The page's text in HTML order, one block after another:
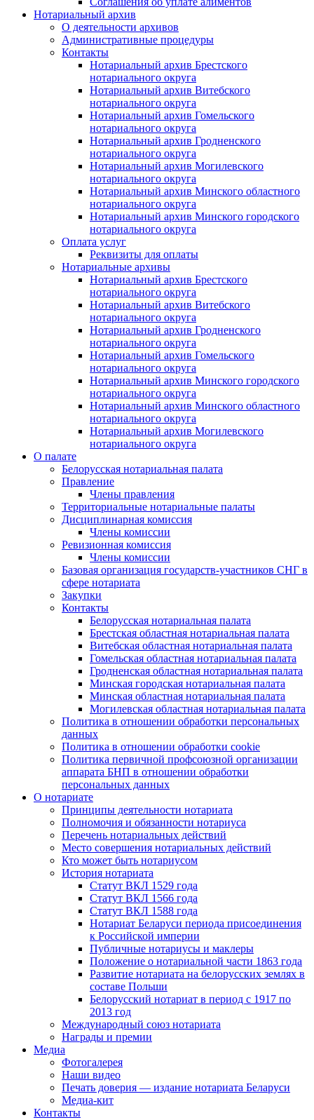
Нотариальный архив
О деятельности архивов
Административные процедуры
Контакты
Нотариальный архив Брестского
нотариального округа
Нотариальный архив Витебского
нотариального округа
Нотариальный архив Гомельского
нотариального округа
Нотариальный архив Гродненского
нотариального округа
Нотариальный архив Могилевского
нотариального округа
Нотариальный архив Минского областного
нотариального округа
Нотариальный архив Минского городского
нотариального округа
Оплата услуг
Реквизиты для оплаты
Нотариальные архивы
Нотариальный архив Брестского
нотариального округа
Нотариальный архив Витебского
нотариального округа
Нотариальный архив Гродненского
нотариального округа
Нотариальный архив Гомельского
нотариального округа
Нотариальный архив Минского городского
нотариального округа
Нотариальный архив Минского областного
нотариального округа
Нотариальный архив Могилевского
нотариального округа
О палате
Белорусская нотариальная палата
Правление
Члены правления
Территориальные нотариальные палаты
Дисциплинарная комиссия
Члены комиссии
Ревизионная комиссия
Члены комиссии
Базовая организация государств-участников СНГ в
сфере нотариата
Закупки
Контакты
Белорусская нотариальная палата
Брестская областная нотариальная палата
Витебская областная нотариальная палата
Гомельская областная нотариальная палата
Гродненская областная нотариальная палата
Минская городская нотариальная палата
Минская областная нотариальная палата
Могилевская областная нотариальная палата
Политика в отношении обработки персональных
данных
Политика в отношении обработки cookie
Политика первичной профсоюзной организации
аппарата БНП в отношении обработки
персональных данных
О нотариате
Принципы деятельности нотариата
Полномочия и обязанности нотариуса
Перечень нотариальных действий
Место совершения нотариальных действий
Кто может быть нотариусом
История нотариата
Статут ВКЛ 1529 года
Статут ВКЛ 1566 года
Статут ВКЛ 1588 года
Нотариат Беларуси периода присоединения
к Российской империи
Публичные нотариусы и маклеры
Положение о нотариальной части 1863 года
Развитие нотариата на белорусских землях в
составе Польши
Белорусский нотариат в период с 1917 по
2013 год
Международный союз нотариата
Награды и премии
Медиа
Фотогалерея
Наши видео
Печать доверия — издание нотариата Беларуси
Медиа-кит
Контакты